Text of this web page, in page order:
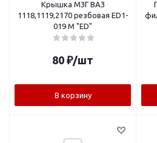
Крышка МЗГ ВАЗ
1118,1119,2170 резбовая ЕD1-
019 М "ED"
80 ₽/шт
В корзину